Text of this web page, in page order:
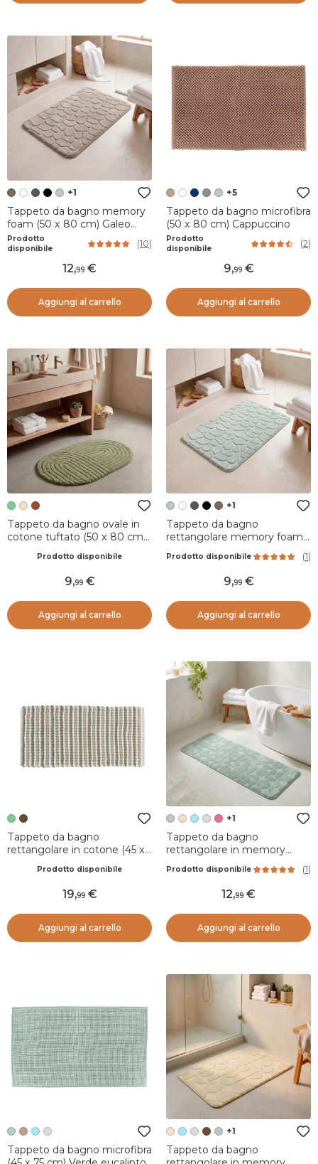
+1
Tappeto da bagno memory
foam (50 x 80 cm) Galeo
Tortora
Prodotto
disponibile
(10)
12,99
Aggiungi al carrello
+5
Tappeto da bagno microfibra
(50 x 80 cm) Cappuccino
Prodotto
disponibile
(2)
9,99
Aggiungi al carrello
Tappeto da bagno ovale in
cotone tuftato (50 x 80 cm)
Prodotto disponibile
9,99
Aggiungi al carrello
+1
Tappeto da bagno
rettangolare memory foam
eucalipto
Prodotto disponibile (1)
9,99
Aggiungi al carrello
Tappeto da bagno
rettangolare in cotone (45 x
Prodotto disponibile
19,99
Aggiungi al carrello
+1
Tappeto da bagno
rettangolare in memory
Verde eucalipto
Prodotto disponibile (1)
12,99
Aggiungi al carrello
Tappeto da bagno microfibra
+1
Tappeto da bagno